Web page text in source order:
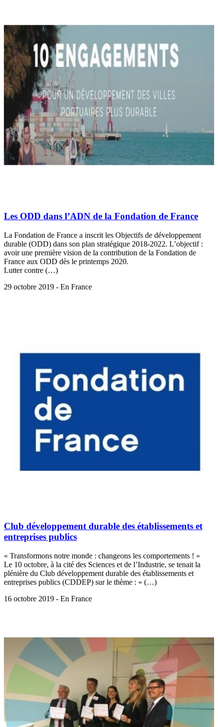
Les ODD dans l’ADN de la Fondation de France
La Fondation de France a inscrit les Objectifs de développement
durable (ODD) dans son plan stratégique 2018-2022. L’objectif :
avoir une première vision de la contribution de la Fondation de
France aux ODD dès le printemps 2020.
Lutter contre (…)
29 octobre 2019 - En France
Club développement durable des établissements et
entreprises publics
« Transformons notre monde : changeons les comportements ! »
Le 10 octobre, à la cité des Sciences et de l’Industrie, se tenait la
plénière du Club développement durable des établissements et
entreprises publics (CDDEP) sur le thème : « (…)
16 octobre 2019 - En France